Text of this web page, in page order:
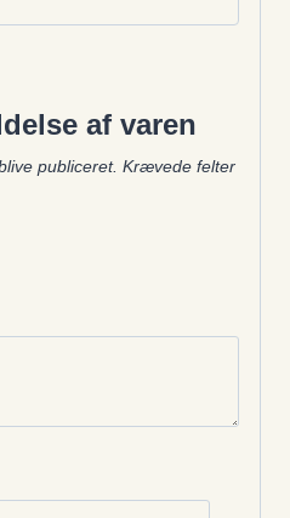
af varen
publiceret. Krævede felter